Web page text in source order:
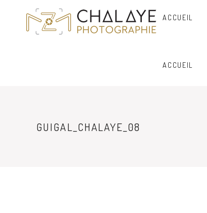
ACCUEIL
ACCUEIL
GUIGAL_CHALAYE_08